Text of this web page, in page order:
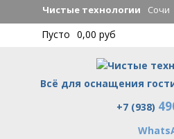
Перейти к
основному
содержанию
Чистые технологии Сочи
Пусто 0,00 руб
Всё для оснащения
Чистые +7 (938)